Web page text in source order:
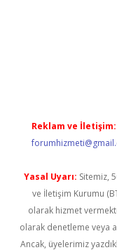
Reklam ve İletişim:
Yasal Uyarı: Sitemiz,
ve İletişim Kurumu
olarak hizmet
olarak denetleme veya
Ancak, üyelerimiz